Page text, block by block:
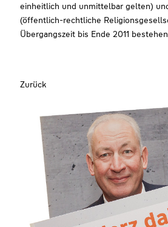
einheitlich und unmittelbar gelten)
(öffentlich-rechtliche
Übergangszeit bis Ende 2011
Zurück